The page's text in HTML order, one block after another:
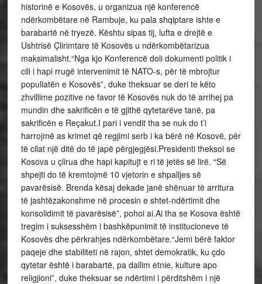
historinë e Kosovës, u organizua një konferencë
ndërkombëtare në Rambuje, ku pala shqiptare ishte e
barabartë në tryezë. Kështu sipas tij, lufta e drejtë e
Ushtrisë Çlirimtare të Kosovës u ndërkombëtarizua
maksimalisht.“Nga kjo Konferencë doli dokumenti politik i
cili i hapi rrugë intervenimit të NATO-s, për të mbrojtur
popullatën e Kosovës”, duke theksuar se deri te këto
zhvillime pozitive ne favor të Kosovës nuk do të arrihej pa
mundin dhe sakrificën e të gjithë qytetarëve tanë, pa
sakrificën e Reçakut.I pari i vendit tha se nuk do t’i
harrojmë as krimet që regjimi serb i ka bërë në Kosovë, për
të cilat një ditë do të japë përgjegjësi.Presidenti theksoi se
Kosova u çlirua dhe hapi kapitujt e ri të jetës së lirë. “Së
shpejti do të kremtojmë 10 vjetorin e shpalljes së
pavarësisë. Brenda kësaj dekade janë shënuar të arritura
të jashtëzakonshme në procesin e shtet-ndërtimit dhe
konsolidimit të pavarësisë”, pohoi ai.Ai tha se Kosova është
tregim i suksesshëm i bashkëpunimit të institucioneve të
Kosovës dhe përkrahjes ndërkombëtare.“Jemi bërë faktor
paqeje dhe stabiliteti në rajon, shtet demokratik, ku çdo
qytetar është i barabartë, pa dallim etnie, kulture apo
religjioni”, duke theksuar se ndërtimi i përditshëm i një